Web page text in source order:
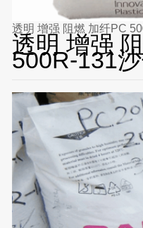
透明 增强 阻燃 加纤PC
透明 增强
500R-131